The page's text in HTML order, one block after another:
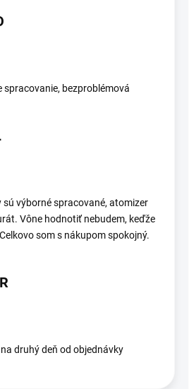
spracovanie, bezproblémová
sú výborné spracované, atomizer
Vône hodnotiť nebudem, keďže
som s nákupom spokojný.
druhý deň od objednávky